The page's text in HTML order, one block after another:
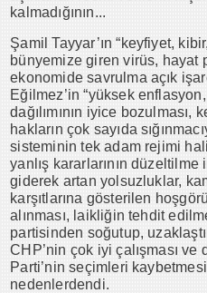
kalmadığının...
Şamil Tayyar’ın “keyfiyet,
bünyemize giren virüs, hayat
ekonomide savrulma açık
Eğilmez’in “yüksek
dağılımının iyice bozulması,
hakların çok sayıda
sisteminin tek adam rejimi
yanlış kararlarının düzeltilme
giderek artan yolsuzluklar,
karşıtlarına gösterilen
alınması, laikliğin tehdit
partisinden soğutup,
CHP’nin çok iyi çalışması ve
Parti’nin seçimleri
nedenlerdendi.